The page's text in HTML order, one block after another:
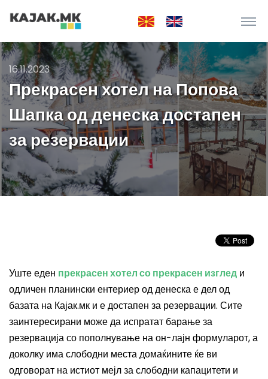
16.11.2023
Прекрасен хотел на Попова
Шапка од денеска достапен
за резервации
Уште еден прекрасен хотел со прекрасен изглед и
одличен планински ентериер од денеска е дел од
базата на Кајак.мк и е достапен за резервации. Сите
заинтересирани може да испратат барање за
резервација со пополнување на он-лајн формуларот, а
доколку има слободни места домаќините ќе ви
одговорат на истиот мејл за слободни капацитети и